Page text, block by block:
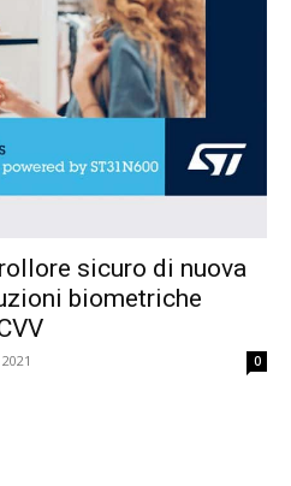
sicuro di nuova
biometriche
0